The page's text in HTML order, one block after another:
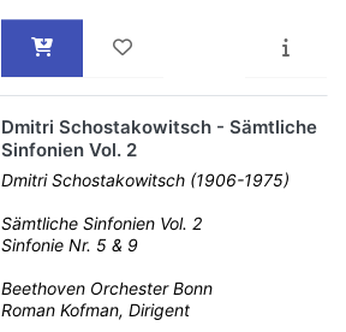
Dmitri Schostakowitsch - Sämtliche
Sinfonien Vol. 2
Dmitri Schostakowitsch (1906-1975)
Sämtliche Sinfonien Vol. 2
Sinfonie Nr. 5 & 9
Beethoven Orchester Bonn
Roman Kofman, Dirigent